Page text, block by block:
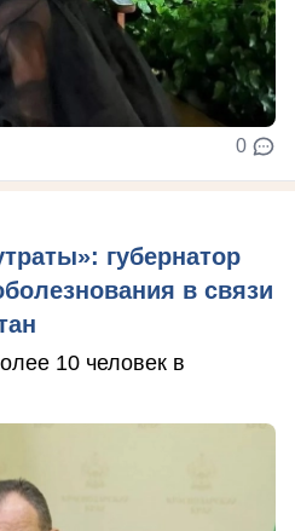
0
губернатор
в связи
10 человек в